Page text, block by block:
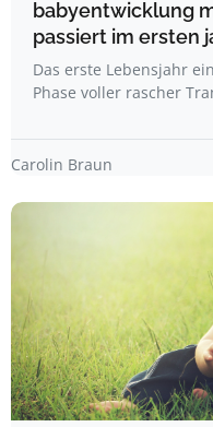
babyentwicklung
passiert im ersten
Das erste Lebensjahr
Phase voller rascher
Carolin Braun